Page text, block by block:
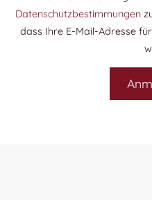
Datenschutzbestimmungen
dass Ihre E-Mail-Adresse